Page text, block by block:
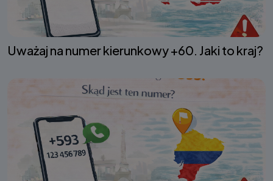
Uważaj na numer kierunkowy +60. Jaki to kraj?